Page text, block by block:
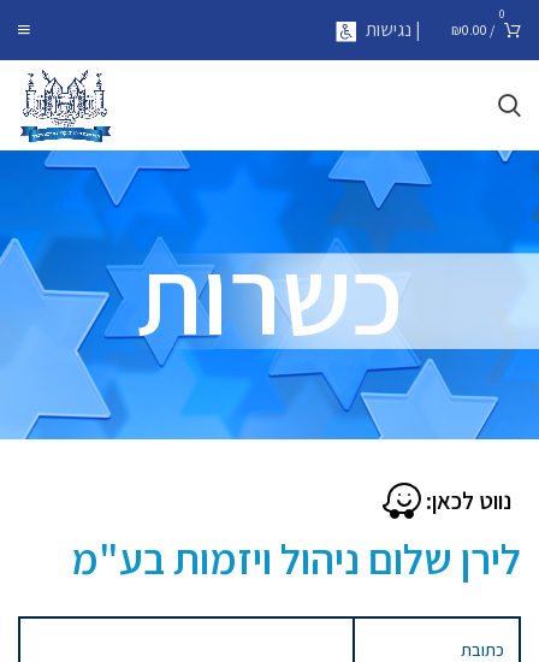
0
/
₪0.00 | נגישות
כשרות
נווט לכאן:
לירן שלום ניהול ויזמות בע"מ
כתובת